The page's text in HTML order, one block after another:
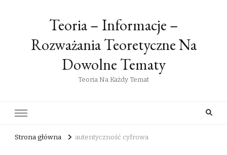
Teoria – Informacje –
Rozważania Teoretyczne Na
Dowolne Tematy
Teoria Na Każdy Temat
Strona główna autentyczność cyfrowa